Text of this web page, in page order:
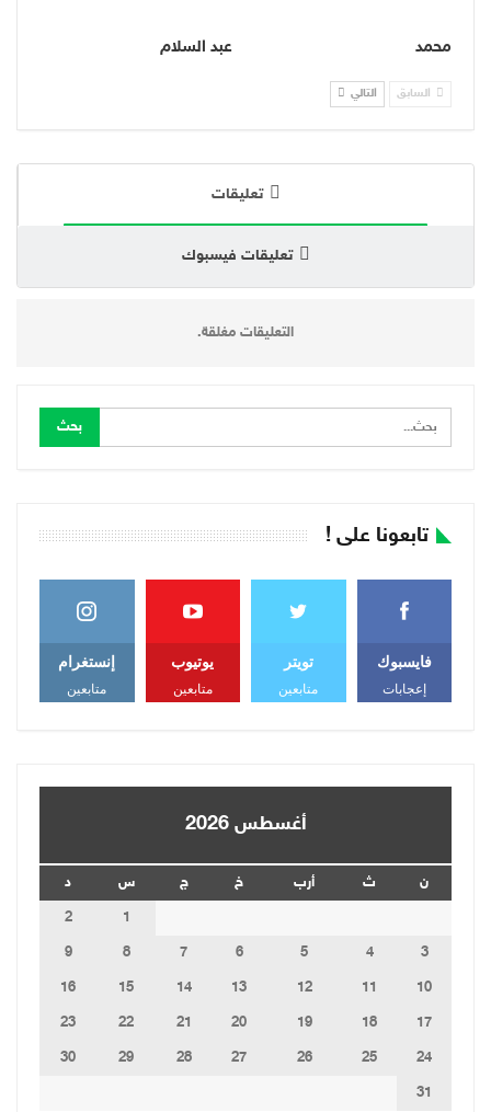
محمد عبد السلام
السابق التالي
تعليقات
تعليقات فيسبوك
التعليقات مغلقة.
تابعونا على !
فايسبوك
إعجابات
تويتر
متابعين
يوتيوب
متابعين
إنستغرام
متابعين
أغسطس 2026
ن ث أرب خ ج س
د
1
2
3
4
5
6
7
8
9
10
11
12
13
14
15
16
17
18
19
20
21
22
23
24
25
26
27
28
29
30
31